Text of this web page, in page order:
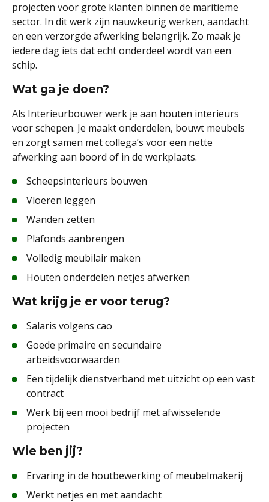
projecten voor grote klanten binnen de maritieme
sector. In dit werk zijn nauwkeurig werken, aandacht
en een verzorgde afwerking belangrijk. Zo maak je
iedere dag iets dat echt onderdeel wordt van een
schip.
Wat ga je doen?
Als Interieurbouwer werk je aan houten interieurs
voor schepen. Je maakt onderdelen, bouwt meubels
en zorgt samen met collega’s voor een nette
afwerking aan boord of in de werkplaats.
Scheepsinterieurs bouwen
Vloeren leggen
Wanden zetten
Plafonds aanbrengen
Volledig meubilair maken
Houten onderdelen netjes afwerken
Wat krijg je er voor terug?
Salaris volgens cao
Goede primaire en secundaire
arbeidsvoorwaarden
Een tijdelijk dienstverband met uitzicht op een vast
contract
Werk bij een mooi bedrijf met afwisselende
projecten
Wie ben jij?
Ervaring in de houtbewerking of meubelmakerij
Werkt netjes en met aandacht